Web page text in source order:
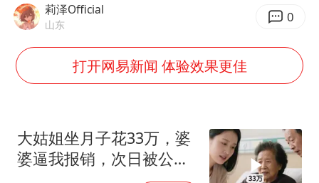
全民健身事业高质量发展
上四休三，但降薪1000元，你接受吗？
台当局重金为“台独”织“皇帝新衣”
商场现钱学森巨幅海报 负责人回应
莉泽Official
山东 0
打开网易新闻 体验效果更佳
大姑姐坐月子花33万，婆
婆逼我报销，次日被公公